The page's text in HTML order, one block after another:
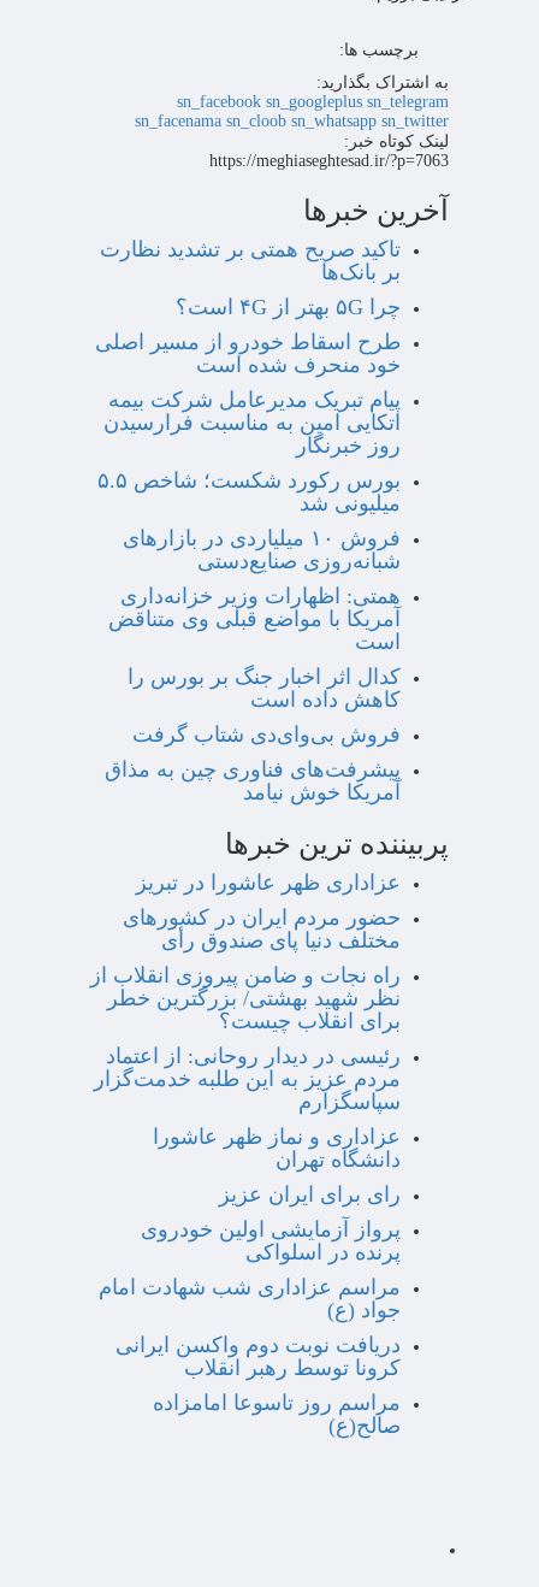
برچسب ها:
به اشتراک بگذارید:
sn_facebook sn_googleplus sn_telegram
sn_facenama sn_cloob sn_whatsapp sn_twitter
لینک کوتاه خبر:
https://meghiaseghtesad.ir/?p=7063
آخرین خبرها
تاکید صریح همتی بر تشدید نظارت
بر بانک‌ها
چرا ۵G بهتر از ۴G است؟
طرح اسقاط خودرو از مسیر اصلی
خود منحرف شده است
پیام تبریک مدیرعامل شرکت بیمه
اتکایی امین به مناسبت فرارسیدن
روز خبرنگار
بورس رکورد شکست؛ شاخص ۵.۵
میلیونی شد
فروش ۱۰ میلیاردی در بازارهای
شبانه‌روزی صنایع‌دستی
همتی: اظهارات وزیر خزانه‌داری
آمریکا با مواضع قبلی وی متناقض
است
کدال اثر اخبار جنگ بر بورس را
کاهش داده است
فروش بی‌وای‌دی شتاب گرفت
پیشرفت‌های فناوری چین به مذاق
آمریکا خوش نیامد
پربیننده ترین خبرها
عزاداری ظهر عاشورا در تبریز
حضور مردم ایران در کشورهای
مختلف دنیا پای صندوق رأی
راه نجات و ضامن پیروزی انقلاب از
نظر شهید بهشتی/ بزرگترین خطر
برای انقلاب چیست؟
رئیسی در دیدار روحانی: از اعتماد
مردم عزیز به این طلبه خدمت‌گزار
سپاسگزارم
عزاداری و نماز ظهر عاشورا
دانشگاه تهران
رای برای ایران عزیز
پرواز آزمایشی اولین خودروی
پرنده در اسلواکی
مراسم عزاداری شب شهادت امام
جواد (ع)
دریافت نوبت دوم واکسن ایرانی
کرونا توسط رهبر انقلاب
مراسم روز تاسوعا امامزاده
صالح(ع)